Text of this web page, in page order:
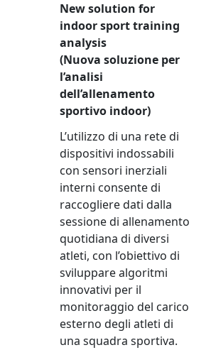
New solution for
indoor sport training
analysis
(Nuova soluzione per
l’analisi
dell’allenamento
sportivo indoor)
L’utilizzo di una rete di
dispositivi indossabili
con sensori inerziali
interni consente di
raccogliere dati dalla
sessione di allenamento
quotidiana di diversi
atleti, con l’obiettivo di
sviluppare algoritmi
innovativi per il
monitoraggio del carico
esterno degli atleti di
una squadra sportiva.